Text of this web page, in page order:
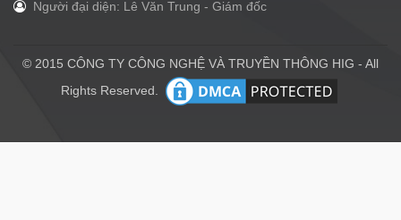
Người đại diện: Lê Văn Trung - Giám đốc
© 2015 CÔNG TY CÔNG NGHỆ VÀ TRUYỀN THÔNG HIG - All
Rights Reserved.